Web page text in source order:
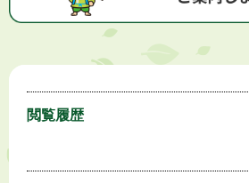
閲覧履歴